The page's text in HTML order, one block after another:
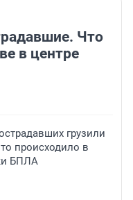
Что
в центре
грузили
происходило в
БПЛА